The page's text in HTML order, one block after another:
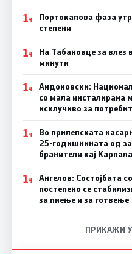
1Ч
Портокалова фаза
степени
1Ч
На Табановце за влез
минути
1Ч
Андоновски:
со мала инсталирана
исклучиво за
1Ч
Во прилепската
25-годишнината од
бранители кај
1Ч
Ангелов: Состојбата
постепено се
за пиење и за готвење
ПРИКАЖИ